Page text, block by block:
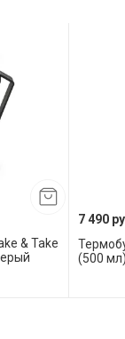
& Take
7 490
(500